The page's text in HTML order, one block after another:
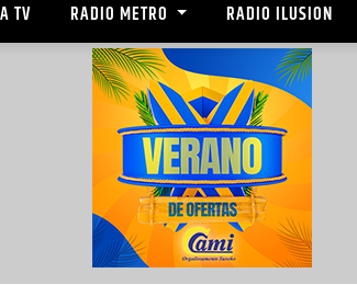
TV RADIO METRO RADIO ILUSION